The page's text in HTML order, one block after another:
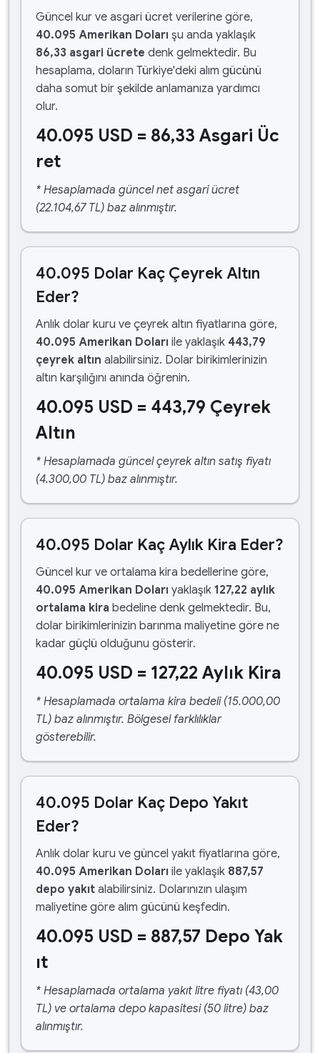
Güncel kur ve asgari ücret verilerine göre,
40.095 Amerikan Doları şu anda yaklaşık
86,33 asgari ücrete denk gelmektedir. Bu
hesaplama, doların Türkiye'deki alım gücünü
daha somut bir şekilde anlamanıza yardımcı
olur.
40.095 USD = 86,33 Asgari Üc
ret
* Hesaplamada güncel net asgari ücret
(22.104,67 TL) baz alınmıştır.
40.095 Dolar Kaç Çeyrek Altın
Eder?
Anlık dolar kuru ve çeyrek altın fiyatlarına göre,
40.095 Amerikan Doları ile yaklaşık 443,79
çeyrek altın alabilirsiniz. Dolar birikimlerinizin
altın karşılığını anında öğrenin.
40.095 USD = 443,79 Çeyrek
Altın
* Hesaplamada güncel çeyrek altın satış fiyatı
(4.300,00 TL) baz alınmıştır.
40.095 Dolar Kaç Aylık Kira Eder?
Güncel kur ve ortalama kira bedellerine göre,
40.095 Amerikan Doları yaklaşık 127,22 aylık
ortalama kira bedeline denk gelmektedir. Bu,
dolar birikimlerinizin barınma maliyetine göre ne
kadar güçlü olduğunu gösterir.
40.095 USD = 127,22 Aylık Kira
* Hesaplamada ortalama kira bedeli (15.000,00
TL) baz alınmıştır. Bölgesel farklılıklar
gösterebilir.
40.095 Dolar Kaç Depo Yakıt
Eder?
Anlık dolar kuru ve güncel yakıt fiyatlarına göre,
40.095 Amerikan Doları ile yaklaşık 887,57
depo yakıt alabilirsiniz. Dolarınızın ulaşım
maliyetine göre alım gücünü keşfedin.
40.095 USD = 887,57 Depo Yak
ıt
* Hesaplamada ortalama yakıt litre fiyatı (43,00
TL) ve ortalama depo kapasitesi (50 litre) baz
alınmıştır.